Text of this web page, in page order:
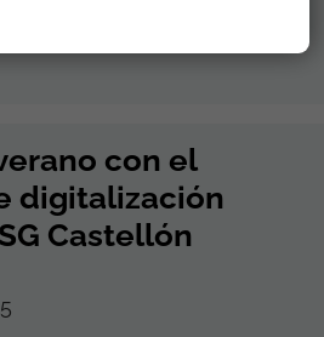
con el
digitalización
Castellón